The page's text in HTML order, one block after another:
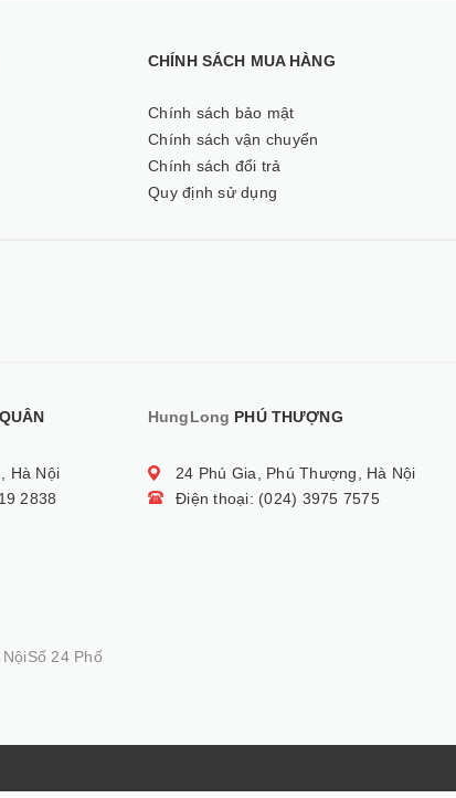
CHÍNH SÁCH MUA HÀNG
Chính sách bảo mật
Chính sách vận chuyển
Chính sách đổi trả
Quy định sử dụng
Hà Nội
2838
HungLong PHÚ THƯỢNG
24 Phú Gia, Phú Thượng, Hà Nội
Điện thoại: (024) 3975 7575
24 Phố